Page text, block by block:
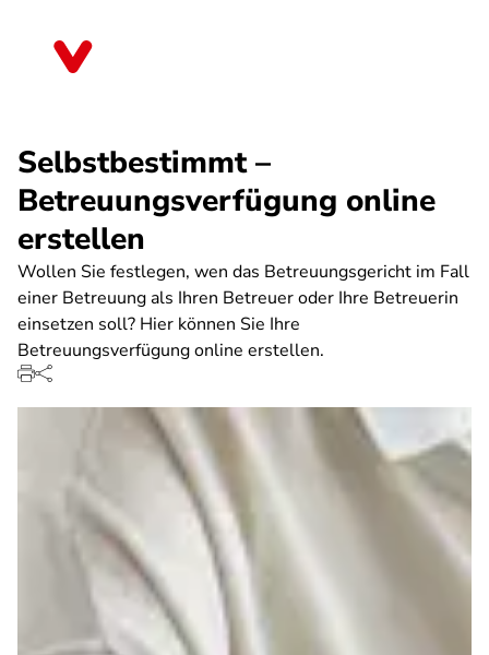
Selbstbestimmt –
Betreuungsverfügung online
erstellen
Wollen Sie festlegen, wen das Betreuungsgericht im Fall
einer Betreuung als Ihren Betreuer oder Ihre Betreuerin
einsetzen soll? Hier können Sie Ihre
Betreuungsverfügung online erstellen.